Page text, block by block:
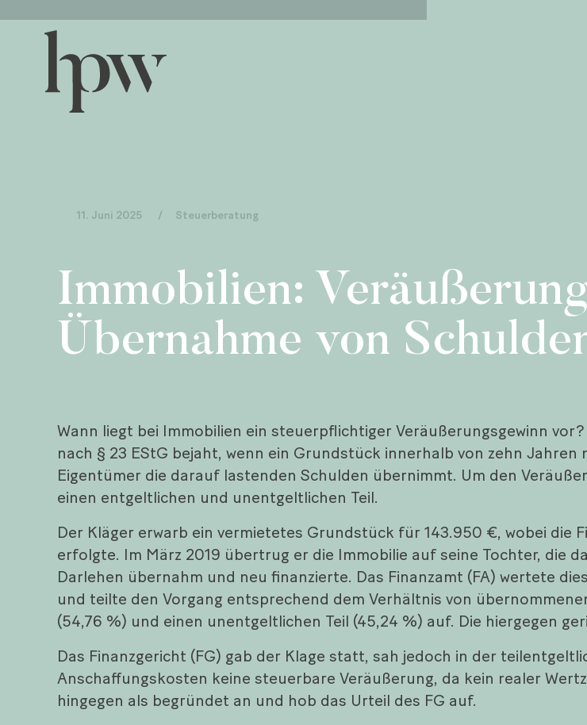
11. Juni 2025 / Steuerberatung
Immobilien:
Übernahme von
Wann liegt bei Immobilien ein steuerpflichtiger Veräußerungsgewinn
nach § 23 EStG bejaht, wenn ein Grundstück innerhalb von zehn
Eigentümer die darauf lastenden Schulden übernimmt. Um den
einen entgeltlichen und unentgeltlichen Teil.
Der Kläger erwarb ein vermietetes Grundstück für 143.950 €, wobei die
erfolgte. Im März 2019 übertrug er die Immobilie auf seine Tochter, die
Darlehen übernahm und neu finanzierte. Das Finanzamt (FA) wertete
und teilte den Vorgang entsprechend dem Verhältnis von
(54,76 %) und einen unentgeltlichen Teil (45,24 %) auf. Die hiergegen
Das Finanzgericht (FG) gab der Klage statt, sah jedoch in der
Anschaffungskosten keine steuerbare Veräußerung, da kein realer
hingegen als begründet an und hob das Urteil des FG auf.